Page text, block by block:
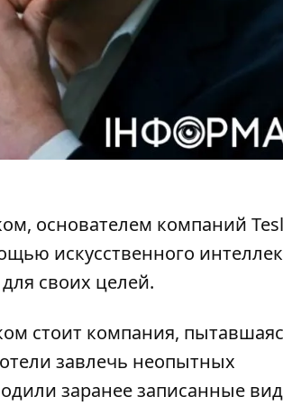
, основателем компаний
искусственного
своих целей.
стоит компания,
завлечь неопытных
заранее записанные